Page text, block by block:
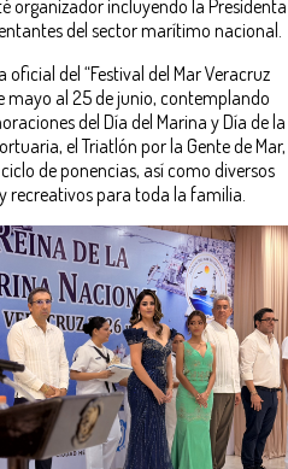
organizador incluyendo la Presidenta
del sector marítimo nacional.
del “Festival del Mar Veracruz
mayo al 25 de junio, contemplando
del Día del Marina y Día de la
el Triatlón por la Gente de Mar,
de ponencias, así como diversos
recreativos para toda la familia.